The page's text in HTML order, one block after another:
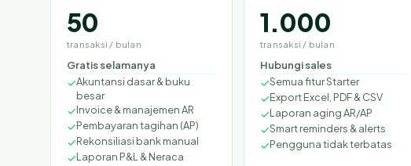
50
transaksi / bulan
Gratis selamanya
✓Akuntansi dasar & buku
besar
✓Invoice & manajemen AR
✓Pembayaran tagihan (AP)
✓Rekonsiliasi bank manual
✓Laporan P&L & Neraca
1.000
transaksi / bulan
Hubungi sales
✓Semua fitur Starter
✓Export Excel, PDF & CSV
✓Laporan aging AR/AP
✓Smart reminders & alerts
✓Pengguna tidak terbatas